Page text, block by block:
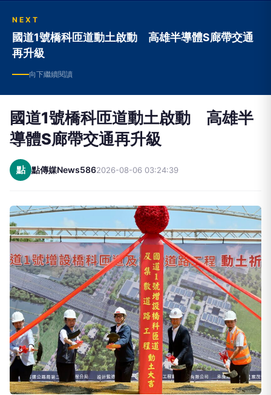
NEXT
國道1號橋科匝道動土啟動 高雄半導體S廊帶交通
再升級
向下繼續閱讀
國道1號橋科匝道動土啟動 高雄半
導體S廊帶交通再升級
點 點傳媒News5862026-08-06 03:24:39